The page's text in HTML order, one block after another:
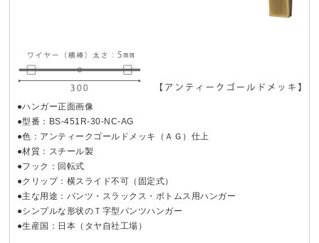
●ハンガー正面画像
●型番：BS-451R-30-NC-AG
●色：アンティークゴールドメッキ（ＡＧ）仕上
●材質：スチール製
●フック：回転式
●クリップ：横スライド不可（固定式）
●主な用途：パンツ・スラックス・ボトムス用ハンガー
●シンプルな形状のＴ字型パンツハンガー
●生産国：日本（タヤ自社工場）